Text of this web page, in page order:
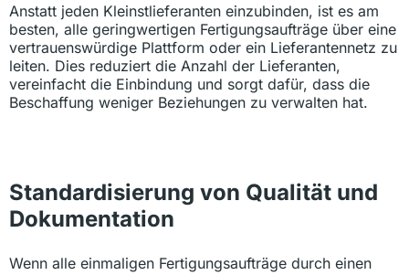
Anstatt jeden Kleinstlieferanten einzubinden, ist es am
besten, alle geringwertigen Fertigungsaufträge über eine
vertrauenswürdige Plattform oder ein Lieferantennetz zu
leiten. Dies reduziert die Anzahl der Lieferanten,
vereinfacht die Einbindung und sorgt dafür, dass die
Beschaffung weniger Beziehungen zu verwalten hat.
Standardisierung von Qualität und
Dokumentation
Wenn alle einmaligen Fertigungsaufträge durch einen